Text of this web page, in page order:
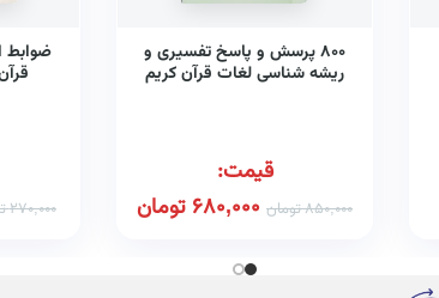
۸۰۰ پرسش و پاسخ تفسیری و
ریشه شناسی لغات قرآن کریم
قیمت:
850,000تومان 680,000 تومان
ضوابط
270,000